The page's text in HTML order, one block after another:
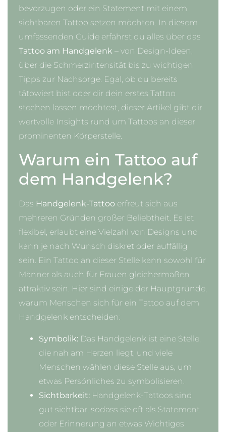
bevorzugen oder ein Statement mit einem
sichtbaren Tattoo setzen möchten. In diesem
umfassenden Guide erfährst du alles über das
Tattoo am Handgelenk – von Design-Ideen,
über die Schmerzintensität bis zu wichtigen
Tipps zur Nachsorge. Egal, ob du bereits
tätowiert bist oder dir dein erstes Tattoo
stechen lassen möchtest, dieser Artikel gibt dir
wertvolle Insights rund um Tattoos an dieser
prominenten Körperstelle.
Warum ein Tattoo auf
dem Handgelenk?
Das Handgelenk-Tattoo erfreut sich aus
mehreren Gründen großer Beliebtheit. Es ist
flexibel, erlaubt eine Vielzahl von Designs und
kann je nach Wunsch diskret oder auffällig
sein. Ein Tattoo an dieser Stelle kann sowohl für
Männer als auch für Frauen gleichermaßen
attraktiv sein. Hier sind einige der Hauptgründe,
warum Menschen sich für ein Tattoo auf dem
Handgelenk entscheiden:
Symbolik: Das Handgelenk ist eine Stelle,
die nah am Herzen liegt, und viele
Menschen wählen diese Stelle aus, um
etwas Persönliches zu symbolisieren.
Sichtbarkeit: Handgelenk-Tattoos sind
gut sichtbar, sodass sie oft als Statement
oder Erinnerung an etwas Wichtiges